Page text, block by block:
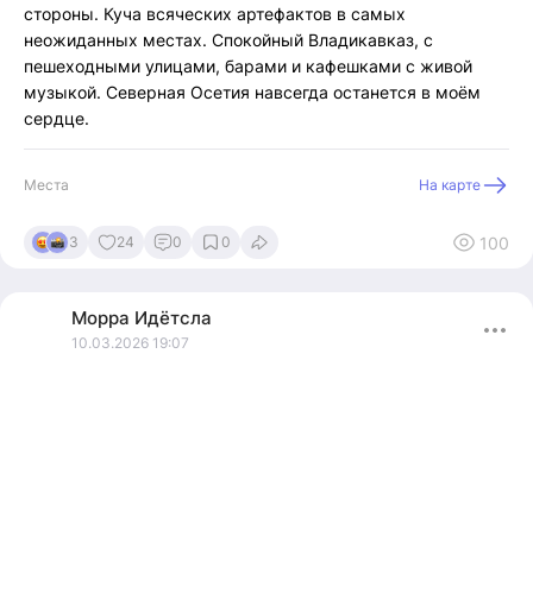
стороны. Куча всяческих артефактов в самых
неожиданных местах. Спокойный Владикавказ, с
пешеходными улицами, барами и кафешками с живой
музыкой. Северная Осетия навсегда останется в моём
сердце.
Места На карте
3 24 0 0 100
Морра Идётсла
10.03.2026 19:07